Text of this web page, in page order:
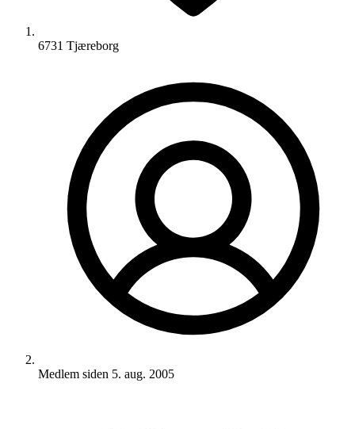
6731 Tjæreborg
Medlem siden 5. aug. 2005